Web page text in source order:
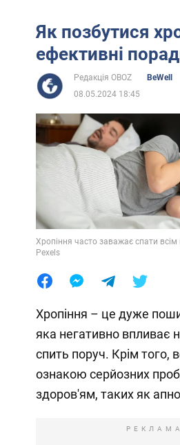
Як позбутися
ефективні
Редакція OBOZ
BeWell
08.05.2024 18:45
Хропіння часто заважає спати
Pexels
Хропіння – це дуже
яка негативно впливає
спить поруч. Крім того,
ознакою серйозних
здоров'ям, таких як
РЕКЛАМА